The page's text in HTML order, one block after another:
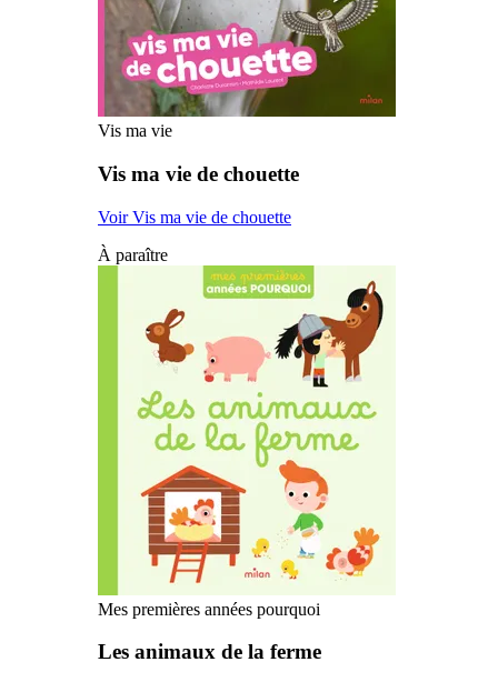
Vis ma vie
Vis ma vie de chouette
Voir Vis ma vie de chouette
À paraître
Mes premières années pourquoi
Les animaux de la ferme